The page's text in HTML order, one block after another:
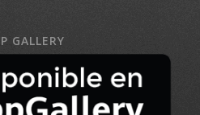
GALLERY